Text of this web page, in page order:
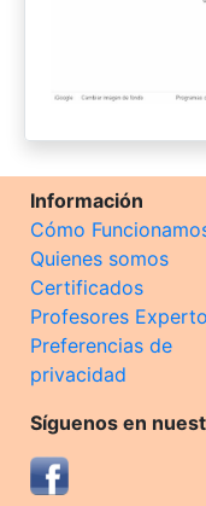
Información
Cómo
Quienes somos
Certificados
Profesores
Preferencias de
privacidad
Síguenos en